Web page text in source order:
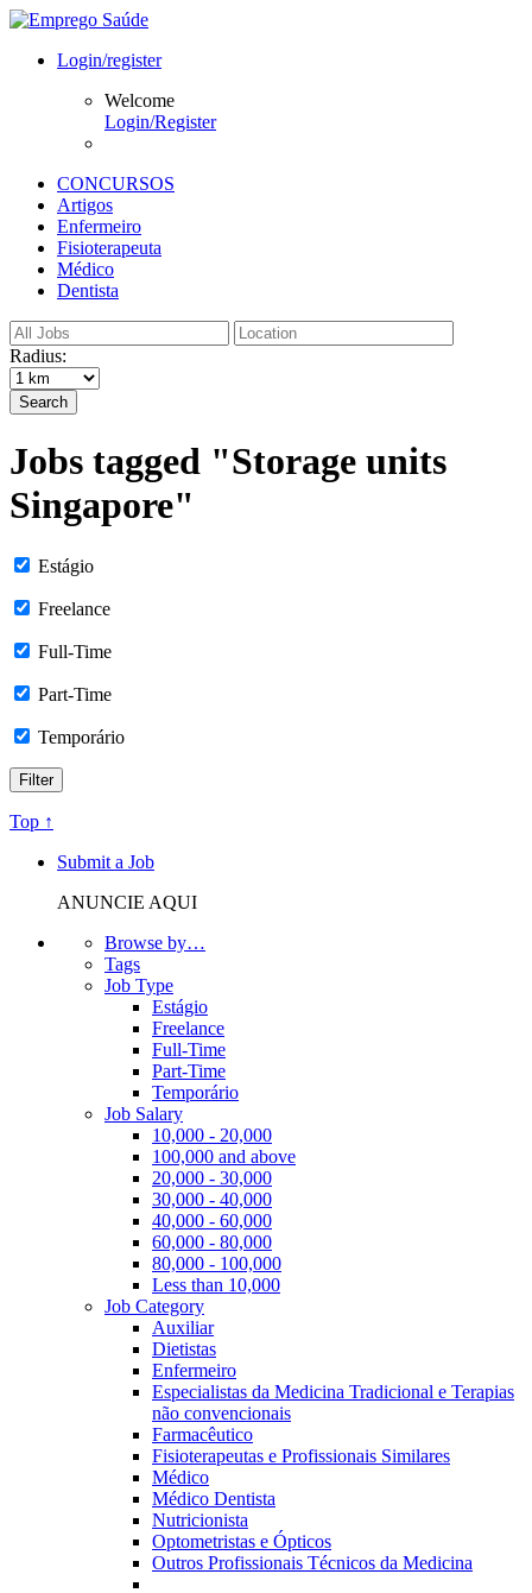
Login/register
Welcome
Login/Register
CONCURSOS
Artigos
Enfermeiro
Fisioterapeuta
Médico
Dentista
Radius:
Search
Jobs tagged "Storage units
Singapore"
Estágio
Freelance
Full-Time
Part-Time
Temporário
Top ↑
Submit a Job
ANUNCIE AQUI
Browse by…
Tags
Job Type
Estágio
Freelance
Full-Time
Part-Time
Temporário
Job Salary
10,000 - 20,000
100,000 and above
20,000 - 30,000
30,000 - 40,000
40,000 - 60,000
60,000 - 80,000
80,000 - 100,000
Less than 10,000
Job Category
Auxiliar
Dietistas
Enfermeiro
Especialistas da Medicina Tradicional e Terapias
não convencionais
Farmacêutico
Fisioterapeutas e Profissionais Similares
Médico
Médico Dentista
Nutricionista
Optometristas e Ópticos
Outros Profissionais Técnicos da Medicina